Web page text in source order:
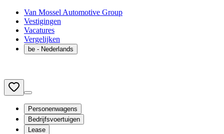
Van Mossel Automotive Group
Vestigingen
Vacatures
Vergelijken
be - Nederlands
Personenwagens
Bedrijfsvoertuigen
Lease